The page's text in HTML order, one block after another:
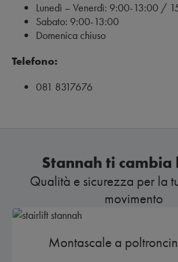
Lunedì – Venerdì: 9:00-13:00 /
Sabato: 9:00-13:00
Domenica chiuso
Telefono:
081 8317676
Stannah ti cambia
Qualità e sicurezza per la
movimento
Montascale a